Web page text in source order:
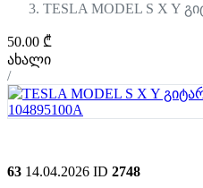
TESLA MODEL S X Y
50.00 ₾
ახალი
/
63 14.04.2026 ID 2748